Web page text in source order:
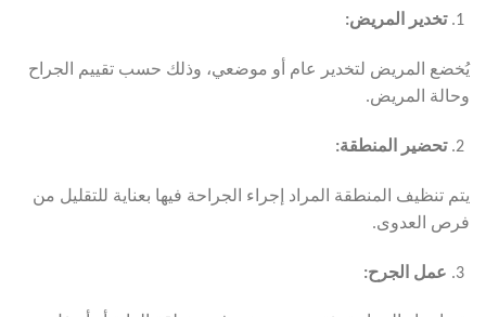
تخدير المريض:
يُخضع المريض لتخدير عام أو موضعي، وذلك حسب تقييم الجراح
وحالة المريض.
تحضير المنطقة:
يتم تنظيف المنطقة المراد إجراء الجراحة فيها بعناية للتقليل من
فرص العدوى.
عمل الجرح: